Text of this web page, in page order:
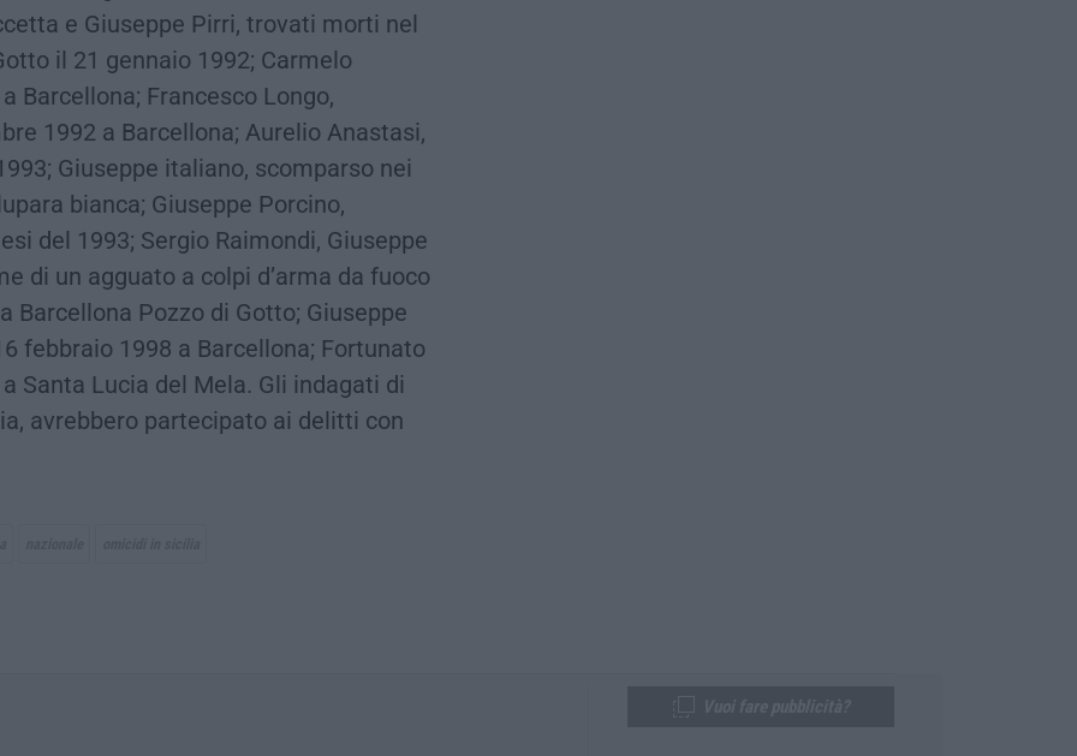
e Giuseppe Pirri, trovati morti nel
il 21 gennaio 1992; Carmelo
Barcellona; Francesco Longo,
1992 a Barcellona; Aurelio Anastasi,
Giuseppe italiano, scomparso nei
bianca; Giuseppe Porcino,
del 1993; Sergio Raimondi, Giuseppe
di un agguato a colpi d’arma da fuoco
Pozzo di Gotto; Giuseppe
febbraio 1998 a Barcellona; Fortunato
Santa Lucia del Mela. Gli indagati di
avrebbero partecipato ai delitti con